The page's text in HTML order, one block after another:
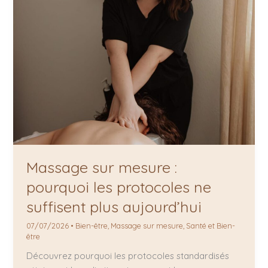
Massage sur mesure :
pourquoi les protocoles ne
suffisent plus aujourd’hui
07/07/2026 • Bien-être Massage sur mesure Santé et Bien-
être
Découvrez pourquoi les protocoles standardisés